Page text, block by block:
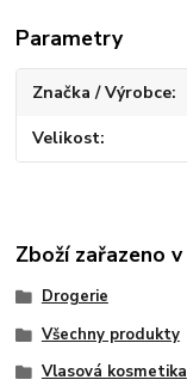
Parametry
Značka / Výrobce
Velikost
Zboží zařazeno
Drogerie
Všechny produkty
Vlasová kosmetika